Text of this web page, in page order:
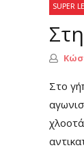
SUPER
Στο